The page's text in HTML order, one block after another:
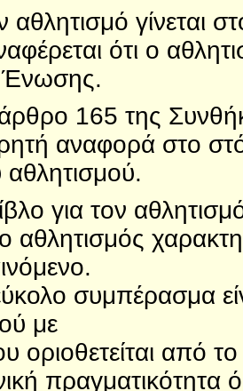
αθλητισμό
ότι ο
Ένωσης.
165 της
ρητή αναφορά στο
για τον
αθλητισμός
συμπέρασμα
με
οριοθετείται από